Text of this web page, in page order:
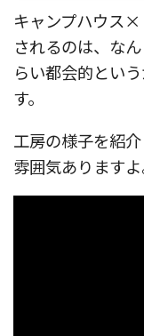
キャンプハウス
されるのは、な
らい都会的とい
す。
工房の様子を紹
雰囲気ありますよ